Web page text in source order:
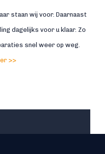
staan wij voor. Daarnaast
dagelijks voor u klaar. Zo
snel weer op weg.
>>